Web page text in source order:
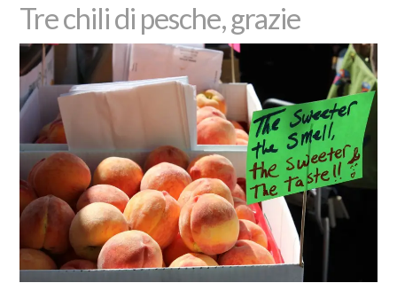
Tre chili di pesche, grazie